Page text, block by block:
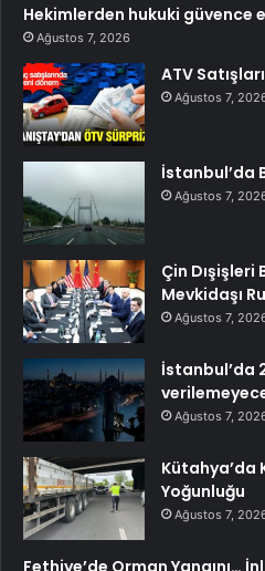
Hekimlerden hukuki güvence
Ağustos 7, 2026
ATV
Ağustos 7,
İstanbul’da
Ağustos 7,
Çin Dışişleri
Mevkidaşı
Ağustos 7,
İstanbul’da
Ağustos 7,
Kütahya’da
Yoğunluğu
Ağustos 7,